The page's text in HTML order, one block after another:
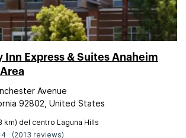
Inn Express & Suites Anaheim
Avenue
92802, United States
km) del centro Laguna Hills
(2013 reviews)